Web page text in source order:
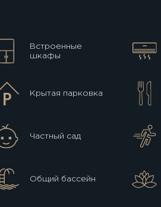
Встроенные
шкафы
Крытая парковка
Частный сад
Общий бассейн